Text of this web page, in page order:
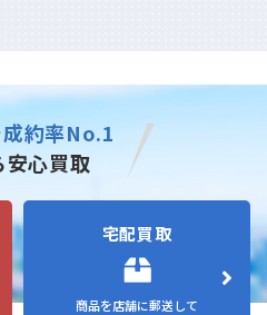
成約率No.1
安心買取
宅配買取
商品を店舗に郵送して